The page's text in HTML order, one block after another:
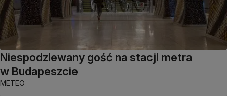
Niespodziewany gość na stacji metra
w Budapeszcie
METEO